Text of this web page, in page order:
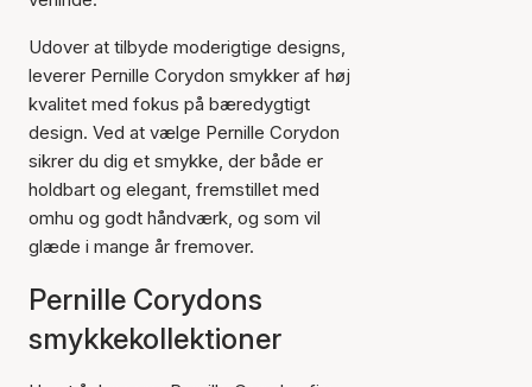
Udover at tilbyde moderigtige designs,
leverer Pernille Corydon smykker af høj
kvalitet med fokus på bæredygtigt
design. Ved at vælge Pernille Corydon
sikrer du dig et smykke, der både er
holdbart og elegant, fremstillet med
omhu og godt håndværk, og som vil
glæde i mange år fremover.
Pernille Corydons
smykkekollektioner